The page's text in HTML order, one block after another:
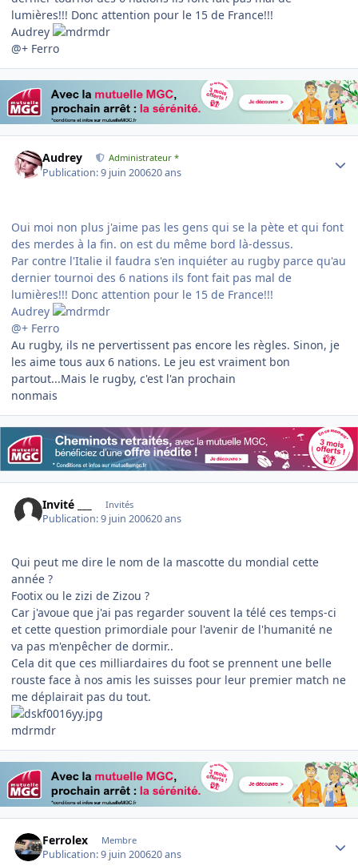
lumières!!! Donc attention pour le 15 de France!!!
Audrey
@+ Ferro
Audrey Administrateur *
Publication:9 juin 200620 ans
Oui moi non plus j'aime pas les gens qui se la pète et qui font
des merdes à la fin. on est du même bord là-dessus.
Par contre l'Italie il faudra s'en inquiéter au rugby parce qu'au
dernier tournoi des 6 nations ils font fait pas mal de
lumières!!! Donc attention pour le 15 de France!!!
Audrey
@+ Ferro
Au rugby, ils ne pervertissent pas encore les règles. Sinon, je
les aime tous aux 6 nations. Le jeu est vraiment bon
partout...Mais le rugby, c'est l'an prochain
nonmais
Invité ___ Invités
Publication:9 juin 200620 ans
Qui peut me dire le nom de la mascotte du mondial cette
année ?
Footix ou le zizi de Zizou ?
Car j'avoue que j'ai pas regarder souvent la télé ces temps-ci
et cette question primordiale pour l'avenir de l'humanité ne
va pas m'enpêcher de dormir..
Cela dit que ces milliardaires du foot se prennent une belle
rouste face à nos amis les suisses pour leur premier match ne
me déplairait pas du tout.
mdrmdr
Ferrolex Membre
Publication:9 juin 200620 ans